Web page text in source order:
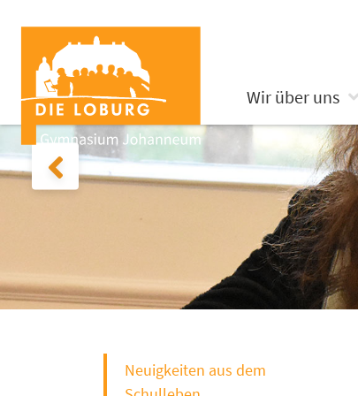
Wir über uns
Neuigkeiten aus dem